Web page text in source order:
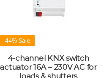
44% Sale
4-channel KNX switch
actuator 16A – 230V AC for